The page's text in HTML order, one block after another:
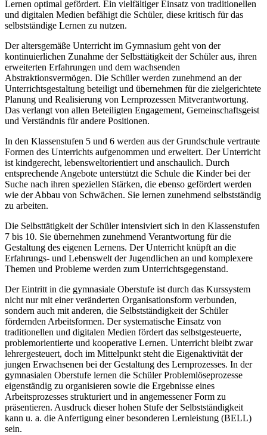
Lernen optimal gefördert. Ein vielfältiger Einsatz von traditionellen
und digitalen Medien befähigt die Schüler, diese kritisch für das
selbstständige Lernen zu nutzen.
Der altersgemäße Unterricht im Gymnasium geht von der
kontinuierlichen Zunahme der Selbsttätigkeit der Schüler aus, ihren
erweiterten Erfahrungen und dem wachsenden
Abstraktionsvermögen. Die Schüler werden zunehmend an der
Unterrichtsgestaltung beteiligt und übernehmen für die zielgerichtete
Planung und Realisierung von Lernprozessen Mitverantwortung.
Das verlangt von allen Beteiligten Engagement, Gemeinschaftsgeist
und Verständnis für andere Positionen.
In den Klassenstufen 5 und 6 werden aus der Grundschule vertraute
Formen des Unterrichts aufgenommen und erweitert. Der Unterricht
ist kindgerecht, lebensweltorientiert und anschaulich. Durch
entsprechende Angebote unterstützt die Schule die Kinder bei der
Suche nach ihren speziellen Stärken, die ebenso gefördert werden
wie der Abbau von Schwächen. Sie lernen zunehmend selbstständig
zu arbeiten.
Die Selbsttätigkeit der Schüler intensiviert sich in den Klassenstufen
7 bis 10. Sie übernehmen zunehmend Verantwortung für die
Gestaltung des eigenen Lernens. Der Unterricht knüpft an die
Erfahrungs- und Lebenswelt der Jugendlichen an und komplexere
Themen und Probleme werden zum Unterrichtsgegenstand.
Der Eintritt in die gymnasiale Oberstufe ist durch das Kurssystem
nicht nur mit einer veränderten Organisationsform verbunden,
sondern auch mit anderen, die Selbstständigkeit der Schüler
fördernden Arbeitsformen. Der systematische Einsatz von
traditionellen und digitalen Medien fördert das selbstgesteuerte,
problemorientierte und kooperative Lernen. Unterricht bleibt zwar
lehrergesteuert, doch im Mittelpunkt steht die Eigenaktivität der
jungen Erwachsenen bei der Gestaltung des Lernprozesses. In der
gymnasialen Oberstufe lernen die Schüler Problemlöseprozesse
eigenständig zu organisieren sowie die Ergebnisse eines
Arbeitsprozesses strukturiert und in angemessener Form zu
präsentieren. Ausdruck dieser hohen Stufe der Selbstständigkeit
kann u. a. die Anfertigung einer besonderen Lernleistung (BELL)
sein.